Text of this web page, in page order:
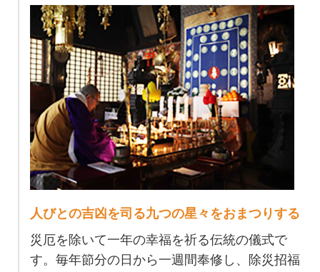
人びとの吉凶を司る九つの星々をおまつりする
災厄を除いて一年の幸福を祈る伝統の儀式で
す。毎年節分の日から一週間奉修し、除災招福